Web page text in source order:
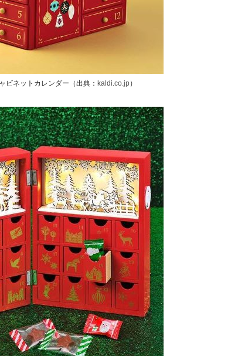
ビネットカレンダー（出典： kaldi.co.jp）